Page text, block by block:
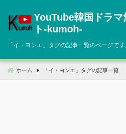
へ
動
YouTube韓国ドラ
ト‐kumoh‐
「イ・ヨンエ 」タグの記事一覧のページです
ホーム 「 イ・ヨンエ 」タグの記事一覧